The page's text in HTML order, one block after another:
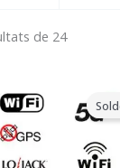
de 24